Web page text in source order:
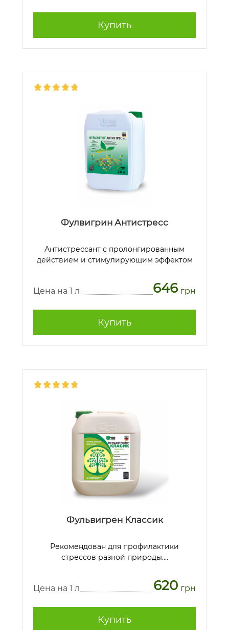
Купить
Фулвигрин Антистресс
Антистрессант с пролонгированным
действием и стимулирующим эффектом
Цена на 1 л 646 грн
Купить
Фульвигрен Классик
Рекомендован для профилактики
стрессов разной природы....
Цена на 1 л 620 грн
Купить